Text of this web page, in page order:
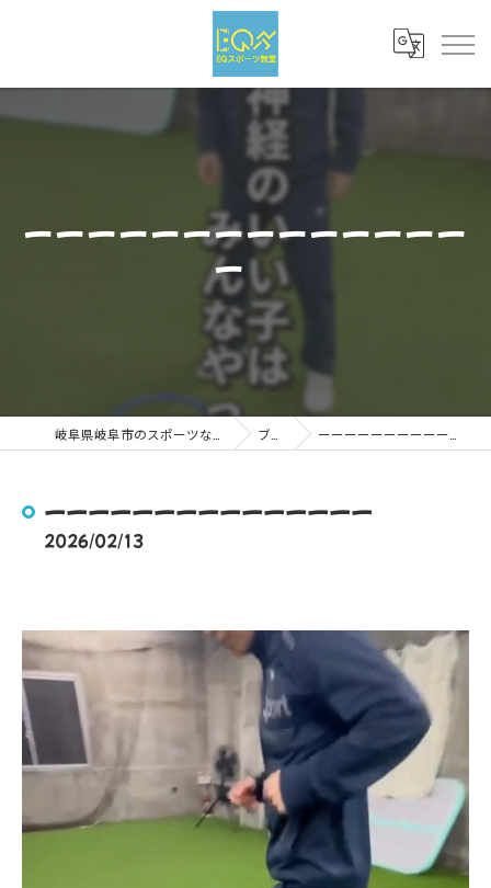
ーーーーーーーーーーーーーー
ー
ブログ ーーーーーーーーーーーーーーー
ーーーーーーーーーーーーーーー
2026/02/13